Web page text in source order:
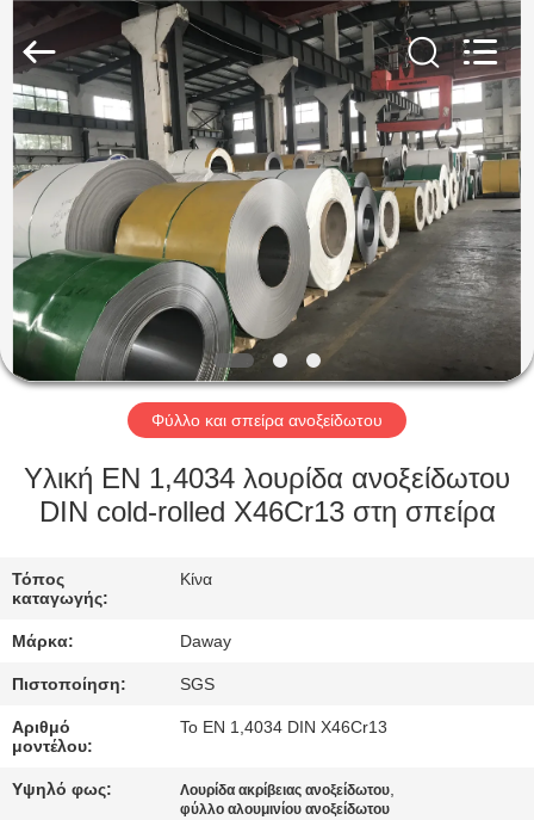
ΣΠΊΤΙ
ΠΡΟΪΌΝΤΑ
ΒΊΝΤΕΟ
ΠΕΡΊΠΟΥ
ΕΜΕΊΣ
ΓΎΡΟΣ
ΕΡΓΟΣΤΑΣΊΩΝ
ΠΟΙΟΤΙΚΌΣ
ΈΛΕΓΧΟΣ
ΜΑΣ
ΕΛΆΤΕ
ΣΕ
Steel
Rights
Reserved.
Φύλλο και σπείρα ανοξείδωτου
Υλική EN 1,4034 λουρίδα ανοξείδωτου
DIN cold-rolled X46Cr13 στη σπείρα
Τόπος
καταγωγής:
Κίνα
Μάρκα: Daway
Πιστοποίηση: SGS
Αριθμό
μοντέλου:
Το EN 1,4034 DIN X46Cr13
Υψηλό φως: Λουρίδα ακρίβειας ανοξείδωτου,
φύλλο αλουμινίου ανοξείδωτου